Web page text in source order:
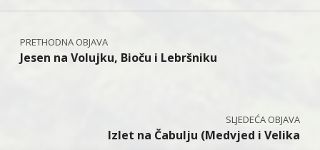
Navigacija objava
Jesen na Volujku, Bioču i Lebršniku
Izlet na Čabulju (Medvjed i Velika